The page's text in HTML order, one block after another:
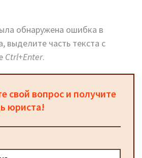
обнаружена ошибка в
выделите часть текста с
Ctrl+Enter.
свой вопрос и получите
юриста!